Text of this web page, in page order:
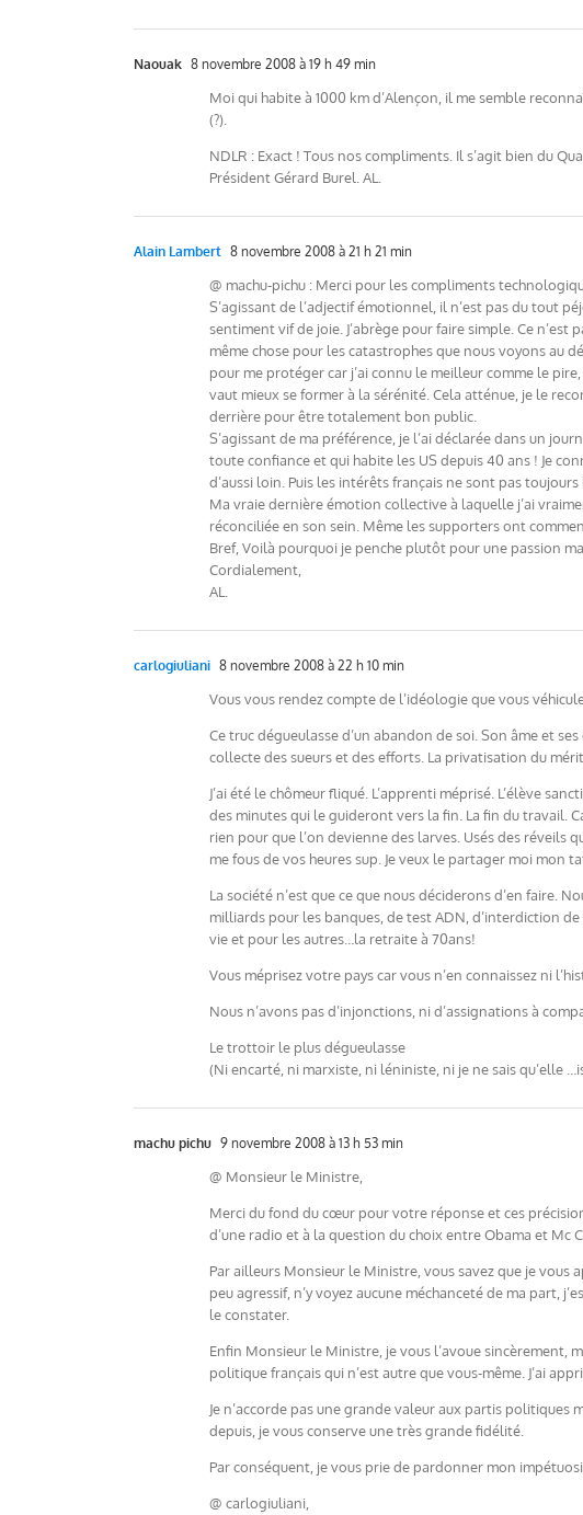
Naouak 8 novembre 2008 à 19 h 49 min
Moi qui habite à 1000 km d’Alençon, il me semble
(?).
NDLR : Exact ! Tous nos compliments. Il s’agit bien du
Président Gérard Burel. AL.
Alain Lambert 8 novembre 2008 à 21 h 21 min
@ machu-pichu : Merci pour les compliments
S’agissant de l’adjectif émotionnel, il n’est pas du tout
sentiment vif de joie. J’abrège pour faire simple. Ce
même chose pour les catastrophes que nous voyons au
pour me protéger car j’ai connu le meilleur comme le
vaut mieux se former à la sérénité. Cela atténue, je le
derrière pour être totalement bon public.
S’agissant de ma préférence, je l’ai déclarée dans un
toute confiance et qui habite les US depuis 40 ans ! Je
d’aussi loin. Puis les intérêts français ne sont pas
Ma vraie dernière émotion collective à laquelle j’ai
réconciliée en son sein. Même les supporters ont
Bref, Voilà pourquoi je penche plutôt pour une passion
Cordialement,
AL.
carlogiuliani 8 novembre 2008 à 22 h 10 min
Vous vous rendez compte de l’idéologie que vous
Ce truc dégueulasse d’un abandon de soi. Son âme et
collecte des sueurs et des efforts. La privatisation du
J’ai été le chômeur fliqué. L’apprenti méprisé. L’élève
des minutes qui le guideront vers la fin. La fin du travail.
rien pour que l’on devienne des larves. Usés des réveils
me fous de vos heures sup. Je veux le partager moi mon
La société n’est que ce que nous déciderons d’en faire.
milliards pour les banques, de test ADN, d’interdiction
vie et pour les autres…la retraite à 70ans!
Vous méprisez votre pays car vous n’en connaissez ni
Nous n’avons pas d’injonctions, ni d’assignations à
Le trottoir le plus dégueulasse
(Ni encarté, ni marxiste, ni léniniste, ni je ne sais qu’elle
machu pichu 9 novembre 2008 à 13 h 53 min
@ Monsieur le Ministre,
Merci du fond du cœur pour votre réponse et ces
d’une radio et à la question du choix entre Obama et Mc
Par ailleurs Monsieur le Ministre, vous savez que je
peu agressif, n’y voyez aucune méchanceté de ma part,
le constater.
Enfin Monsieur le Ministre, je vous l’avoue sincèrement,
politique français qui n’est autre que vous-même. J’ai
Je n’accorde pas une grande valeur aux partis
depuis, je vous conserve une très grande fidélité.
Par conséquent, je vous prie de pardonner mon
@ carlogiuliani,